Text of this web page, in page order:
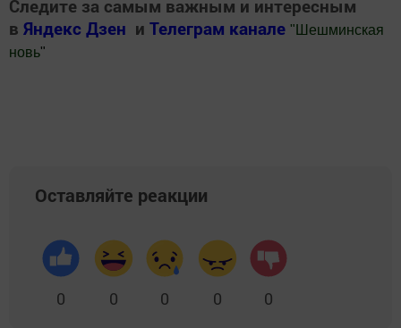
Следите за самым важным и интересным
в Яндекс Дзен и Телеграм канале " Шешминская
новь"
Оставляйте реакции
0 0 0 0 0